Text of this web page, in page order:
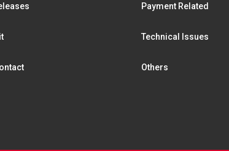
Payment Related
Technical Issues
Others